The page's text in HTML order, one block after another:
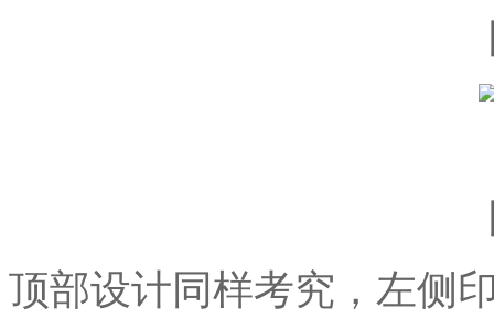
顶部设计同样考究，左侧